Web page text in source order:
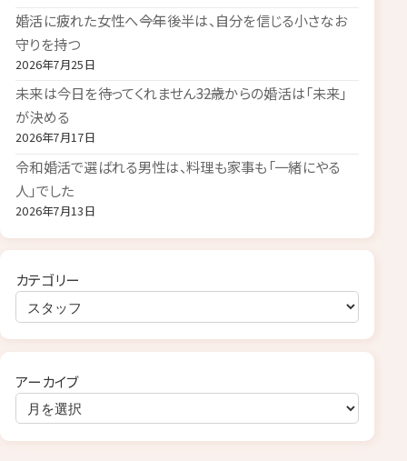
婚活に疲れた女性へ――今年後半は、自分を信じる小さなお
守りを持つ
2026年7月25日
未来は今日を待ってくれません――32歳からの婚活は「未来」
が決める
2026年7月17日
令和婚活で選ばれる男性は、料理も家事も「一緒にやる
人」でした
2026年7月13日
カテゴリー
アーカイブ